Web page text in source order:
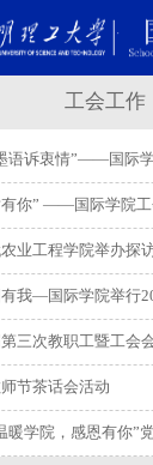
工会工作
语诉衷情”——国际
国际学院工会组织开展庆
学院举办探访云南高原种业小
我—国际学院举行
三次教职工暨工会
节茶话会活动
暖学院，感恩有你”